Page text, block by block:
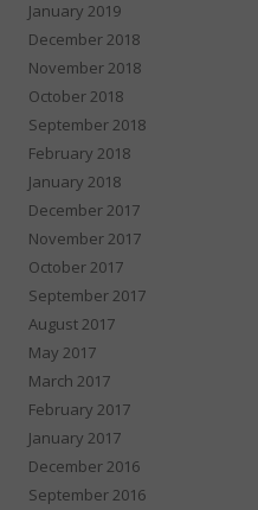
January 2019
December 2018
November 2018
October 2018
September 2018
February 2018
January 2018
December 2017
November 2017
October 2017
September 2017
August 2017
May 2017
March 2017
February 2017
January 2017
December 2016
September 2016